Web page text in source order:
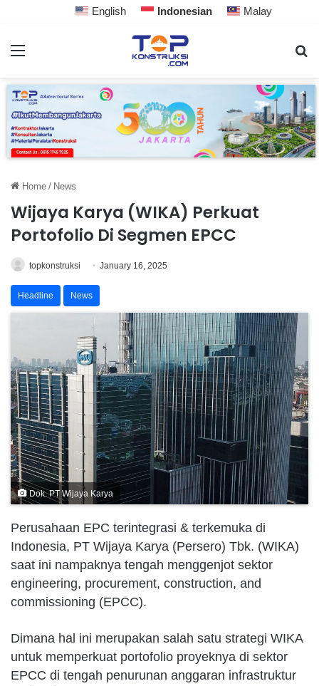
English Indonesian Malay
Home / News
Wijaya Karya (WIKA) Perkuat
Portofolio Di Segmen EPCC
topkonstruksi January 16, 2025
Headline News
Dok. PT Wijaya Karya
Perusahaan EPC terintegrasi & terkemuka di
Indonesia, PT Wijaya Karya (Persero) Tbk. (WIKA)
saat ini nampaknya tengah menggenjot sektor
engineering, procurement, construction, and
commissioning (EPCC).
Dimana hal ini merupakan salah satu strategi WIKA
untuk memperkuat portofolio proyeknya di sektor
EPCC di tengah penurunan anggaran infrastruktur